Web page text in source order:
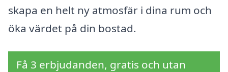
skapa en helt ny atmosfär i dina rum och
öka värdet på din bostad.
Få 3 erbjudanden, gratis och utan